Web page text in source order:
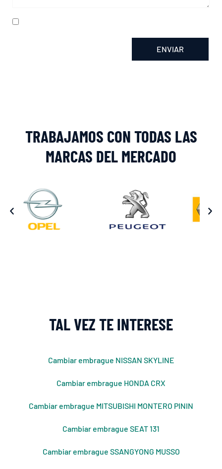
ENVIAR
TRABAJAMOS CON TODAS LAS
MARCAS DEL MERCADO
TAL VEZ TE INTERESE
Cambiar embrague NISSAN SKYLINE
Cambiar embrague HONDA CRX
Cambiar embrague MITSUBISHI MONTERO PININ
Cambiar embrague SEAT 131
Cambiar embrague SSANGYONG MUSSO